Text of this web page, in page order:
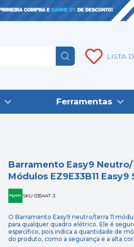
LISTA
Ferramentas
Barramento Easy9
Módulos EZ9E33B11
SKU 035447-3
O Barramento Easy9 neutro/terra 11
para qualquer quadro elétrico. Ele é
específico, pois indica a quantidade de
do produto, como a segurança e a alta